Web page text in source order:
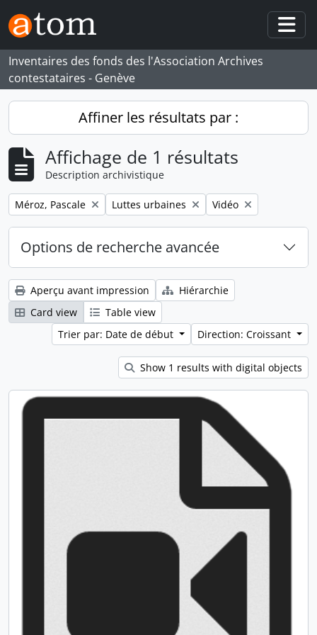
Skip to main content
Inventaires des fonds des l'Association Archives
contestataires - Genève
Affiner les résultats par :
Affichage de 1 résultats
Description archivistique
Remove filter:
Méroz, Pascale Remove filter:
Luttes urbaines Remove filter:
Vidéo
Options de recherche avancée
Aperçu avant impression
Hiérarchie
Card view
Table view
Trier par: Date de début
Direction: Croissant
Show 1 results with digital objects